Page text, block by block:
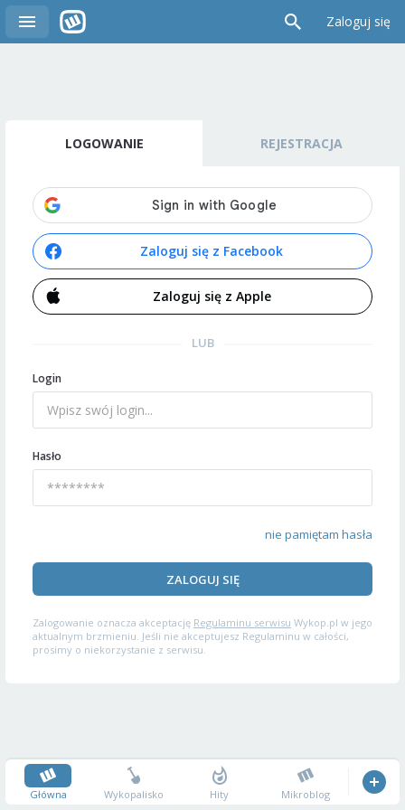
Zaloguj się
LOGOWANIE REJESTRACJA
Zaloguj się z Facebook
Zaloguj się z Apple
LUB
Login
Hasło
nie pamiętam hasła
ZALOGUJ SIĘ
Zalogowanie oznacza akceptację Regulaminu serwisu Wykop.pl w jego
aktualnym brzmieniu. Jeśli nie akceptujesz Regulaminu w całości,
prosimy o niekorzystanie z serwisu.
Główna Wykopalisko Hity Mikroblog